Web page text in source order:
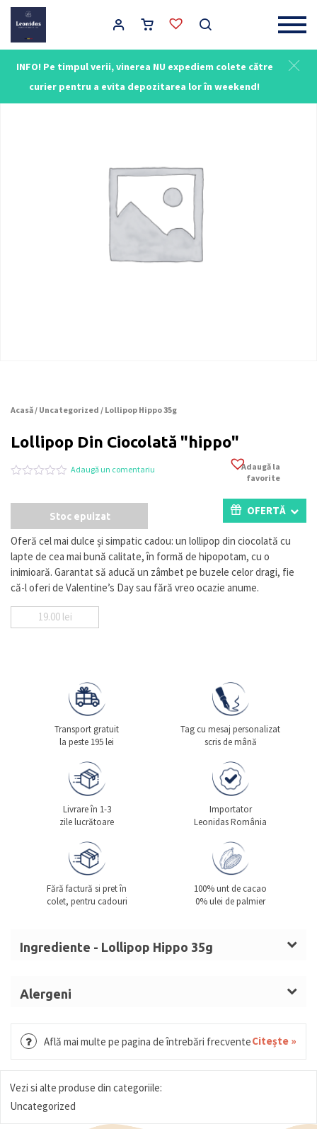
INFO! Pe timpul verii, vinerea NU expediem colete către
curier pentru a evita depozitarea lor în weekend!
Main Navigation
Acasă/ Uncategorized / Lollipop Hippo 35g
Lollipop Din Ciocolată "hippo"
0
5
pe
a
evaluări
la
Adaugă un comentariu
Adaugă la
favorite
Stoc epuizat OFERTĂ
Oferă cel mai dulce și simpatic cadou: un lollipop din ciocolată cu
lapte de cea mai bună calitate, în formă de hipopotam, cu o
inimioară. Garantat să aducă un zâmbet pe buzele celor dragi, fie
că-l oferi de Valentine’s Day sau fără vreo ocazie anume.
19.00 lei
Transport gratuit
la peste 195 lei
Tag cu mesaj personalizat
scris de mână
Livrare în 1-3
zile lucrătoare
Importator
Leonidas România
Fără factură si pret în
colet, pentru cadouri
100% unt de cacao
0% ulei de palmier
Ingrediente - Lollipop Hippo 35g
degresat, masa de cacao, emulsifiant: lecitina de
Se pastreaza la loc uscat si racoros, la o
temperatura intre 15⁰C – 18⁰C.Produs in Belgia.
Alergeni
Află mai multe pe pagina de întrebări frecventeCitește »
Vezi si alte produse din categoriile:
Uncategorized